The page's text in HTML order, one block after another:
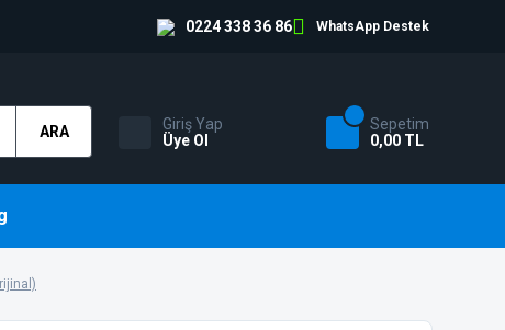
0224 338 36 86 WhatsApp Destek
ARA
Giriş Yap
Üye Ol
Sepetim
0,00 TL